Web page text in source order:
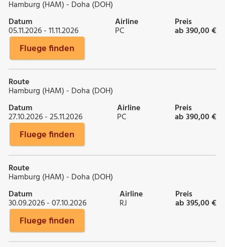
Hamburg (HAM) - Doha (DOH)
Datum
05.11.2026 - 11.11.2026
Airline
PC
Preis
ab 390,00 €
Fluege finden
Route
Hamburg (HAM) - Doha (DOH)
Datum
27.10.2026 - 25.11.2026
Airline
PC
Preis
ab 390,00 €
Fluege finden
Route
Hamburg (HAM) - Doha (DOH)
Datum
30.09.2026 - 07.10.2026
Airline
RJ
Preis
ab 395,00 €
Fluege finden